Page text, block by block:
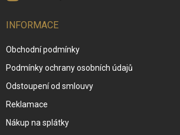
INFORMACE
Obchodní podmínky
Podmínky ochrany osobních údajů
Odstoupení od smlouvy
Reklamace
Nákup na splátky